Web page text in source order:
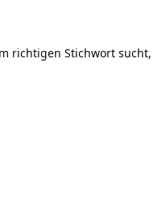
richtigen Stichwort sucht,